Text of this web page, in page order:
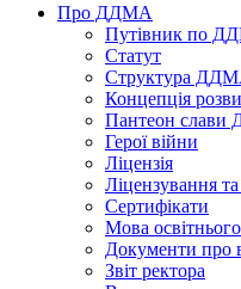
Про ДДМА
Путівник по
Статут
Структура
Концепція
Пантеон
Герої війни
Ліцензія
Ліцензування
Сертифікати
Мова
Документи про
Звіт ректора